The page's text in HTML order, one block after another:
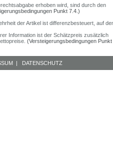
erhoben wird, sind durch den
Punkt 7.4.)
der Artikel ist differenzbesteuert, auf
Information ist der Schätzpreis zusätzlich
(Versteigerungsbedingungen Punkt
| DATENSCHUTZ